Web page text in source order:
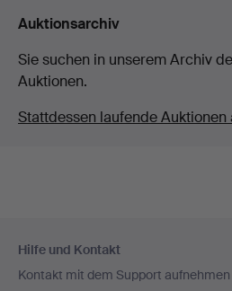
Auktionsarchiv
Sie suchen in unserem Archiv
Auktionen.
Stattdessen laufende Auktionen
Navigation
Hilfe und Kontakt
Kontakt mit dem Support aufnehmen